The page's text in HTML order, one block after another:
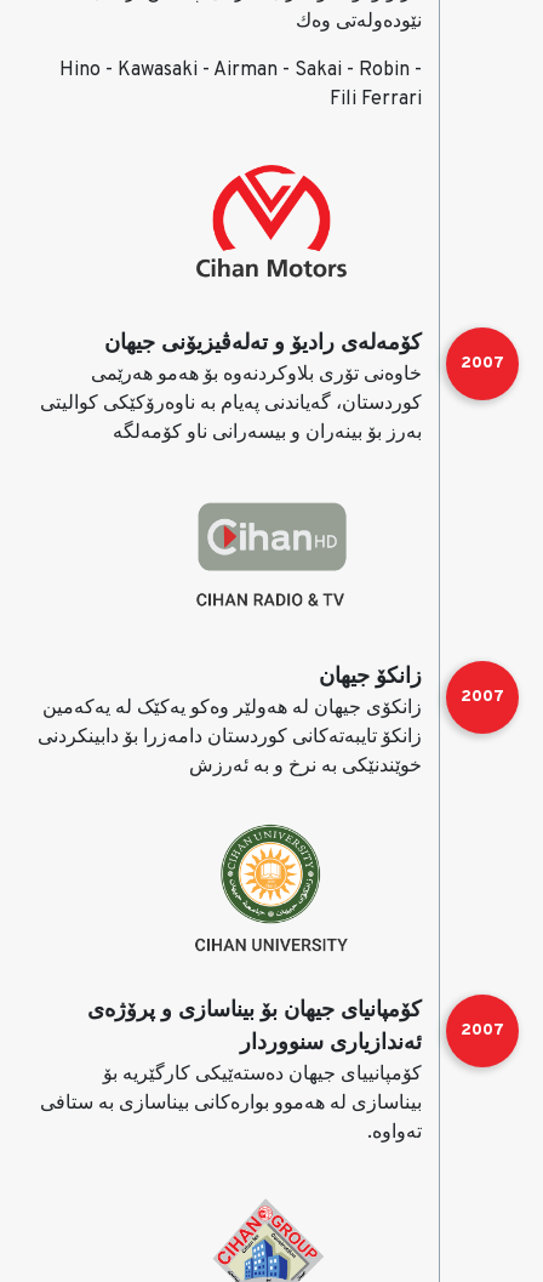
نێوده‌وله‌تی وه‌ك
Hino - Kawasaki - Airman - Sakai - Robin -
Fili Ferrari
2007
كۆمه‌له‌ی رادیۆ و ته‌له‌ڤیزیۆنی جیهان
خاوه‌نی تۆری بلاوكردنه‌وه‌ بۆ هه‌مو هه‌رێمی
كوردستان، گه‌یاندنی په‌یام به‌ ناوه‌رۆكێكی كوالیتی
به‌رز بۆ بینه‌ران و بیسه‌رانی ناو كۆمه‌لگه‌
2007
زانكۆ جیهان
زانكۆی جیهان له‌ هه‌ولێر وه‌كو یەکێک له‌ یه‌كه‌مین
زانكۆ تایبه‌تەکانی كوردستان دامه‌زرا بۆ دابینكردنی
خوێندنێكی به‌ نرخ و به‌ ئه‌رزش
2007
كۆمپانیای جیهان بۆ بیناسازی و پرۆژه‌ی
ئه‌ندازیاری سنووردار
كۆمپانییای جیهان ده‌ستەێیكی كارگێریه‌ بۆ
بیناسازی له‌ هه‌موو بواره‌كانی بیناسازی به‌ ستافی
ته‌واوه‌.